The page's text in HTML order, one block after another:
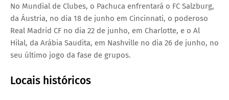
No Mundial de Clubes, o Pachuca enfrentará o FC Salzburg,
da Áustria, no dia 18 de junho em Cincinnati, o poderoso
Real Madrid CF no dia 22 de junho, em Charlotte, e o Al
Hilal, da Arábia Saudita, em Nashville no dia 26 de junho, no
seu último jogo da fase de grupos.
Locais históricos